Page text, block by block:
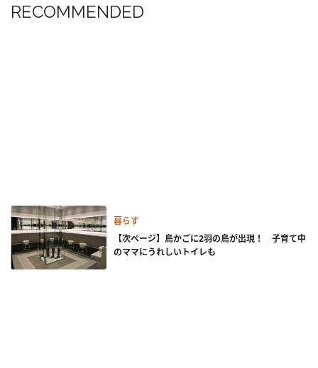
RECOMMENDED
暮らす
【次ページ】鳥かごに2羽の鳥が出現！ 子育て中
のママにうれしいトイレも